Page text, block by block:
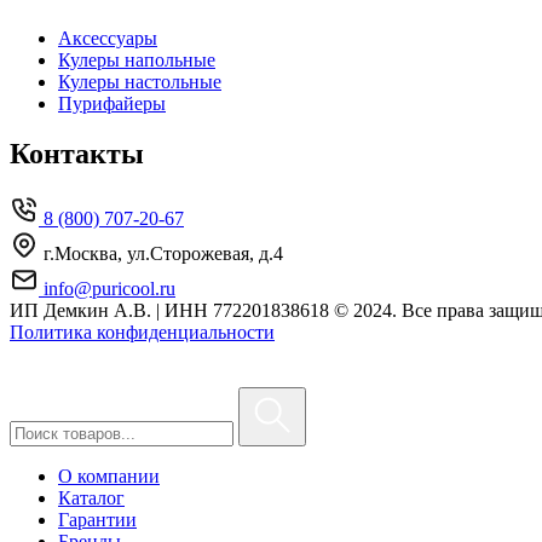
Аксессуары
Кулеры напольные
Кулеры настольные
Пурифайеры
Контакты
8 (800) 707-20-67
г.Москва, ул.Сторожевая, д.4
info@puricool.ru
ИП Демкин А.В. | ИНН 772201838618 © 2024. Все права
Политика конфиденциальности
О компании
Каталог
Гарантии